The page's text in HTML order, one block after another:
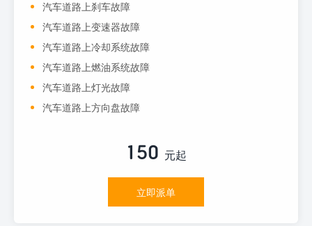
汽车道路上刹车故障
汽车道路上变速器故障
汽车道路上冷却系统故障
汽车道路上燃油系统故障
汽车道路上灯光故障
汽车道路上方向盘故障
150 元起
立即派单